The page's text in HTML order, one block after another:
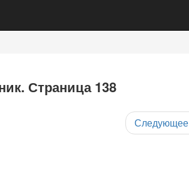
Страница 138
Следующее